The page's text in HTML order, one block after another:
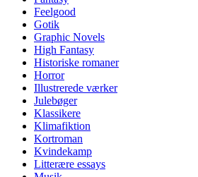
Feelgood
Gotik
Graphic Novels
High Fantasy
Historiske romaner
Horror
Illustrerede værker
Julebøger
Klassikere
Klimafiktion
Kortroman
Kvindekamp
Litterære essays